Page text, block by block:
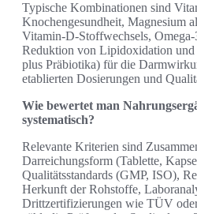
Typische Kombinationen sind
Knochengesundheit, Magnesium
Vitamin‑D‑Stoffwechsels,
Reduktion von Lipidoxidation
plus Präbiotika) für die
etablierten Dosierungen und
Wie bewertet man
systematisch?
Relevante Kriterien sind
Darreichungsform (Tablette,
Qualitätsstandards (GMP, ISO),
Herkunft der Rohstoffe,
Drittzertifizierungen wie TÜV